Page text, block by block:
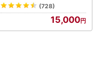
(728)
15,000